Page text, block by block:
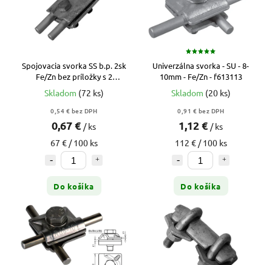
Spojovacia svorka SS b.p. 2sk
Fe/Zn bez príložky s 2
skrutkami - f613111
Skladom (72 ks)
0,54 € bez DPH
0,67 € / ks
67 € / 100 ks
Do košíka
Univerzálna svorka - SU - 8-
10mm - Fe/Zn - f613113
Skladom (20 ks)
0,91 € bez DPH
1,12 € / ks
112 € / 100 ks
Do košíka